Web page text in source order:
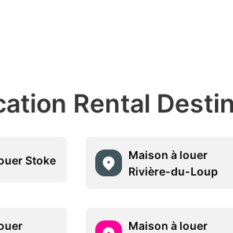
Rental
Stoke
Maison à louer
Rivière-du-Loup
Maison à louer